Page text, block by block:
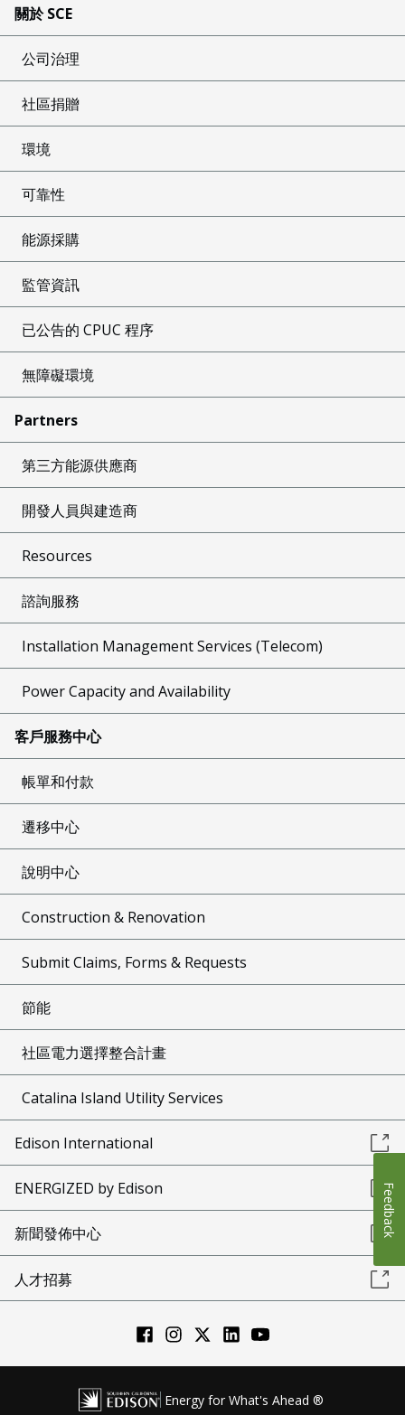
關於 SCE
公司治理
社區捐贈
環境
可靠性
能源採購
監管資訊
已公告的 CPUC 程序
無障礙環境
Partners
第三方能源供應商
開發人員與建造商
Resources
諮詢服務
Installation Management Services (Telecom)
Power Capacity and Availability
客戶服務中心
帳單和付款
遷移中心
說明中心
Construction & Renovation
Submit Claims, Forms & Requests
節能
社區電力選擇整合計畫
Catalina Island Utility Services
Edison International
ENERGIZED by Edison
新聞發佈中心
人才招募
Energy for What's Ahead ®
Feedback